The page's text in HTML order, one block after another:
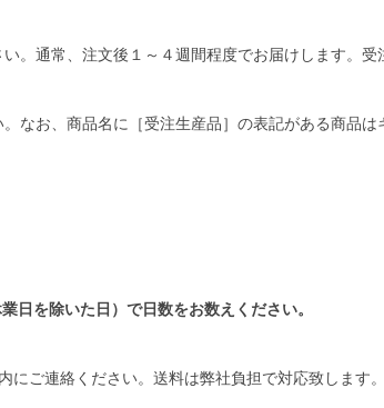
。通常、注文後１～４週間程度でお届けします。
なお、商品名に［受注生産品］の表記がある商品は
日を除いた日）で日数をお数えください。
ご連絡ください。送料は弊社負担で対応致します